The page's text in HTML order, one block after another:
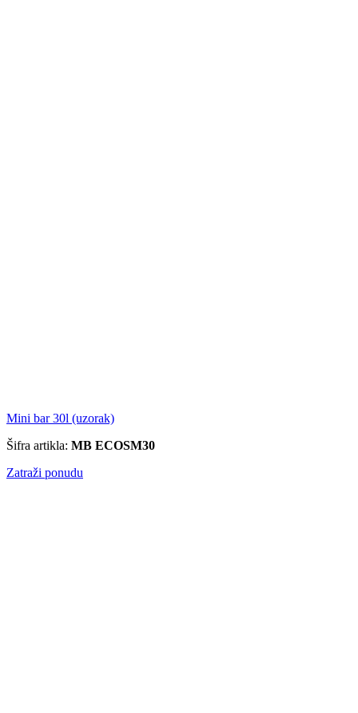
Mini bar 30l (uzorak)
Šifra artikla: MB ECOSM30
Zatraži ponudu